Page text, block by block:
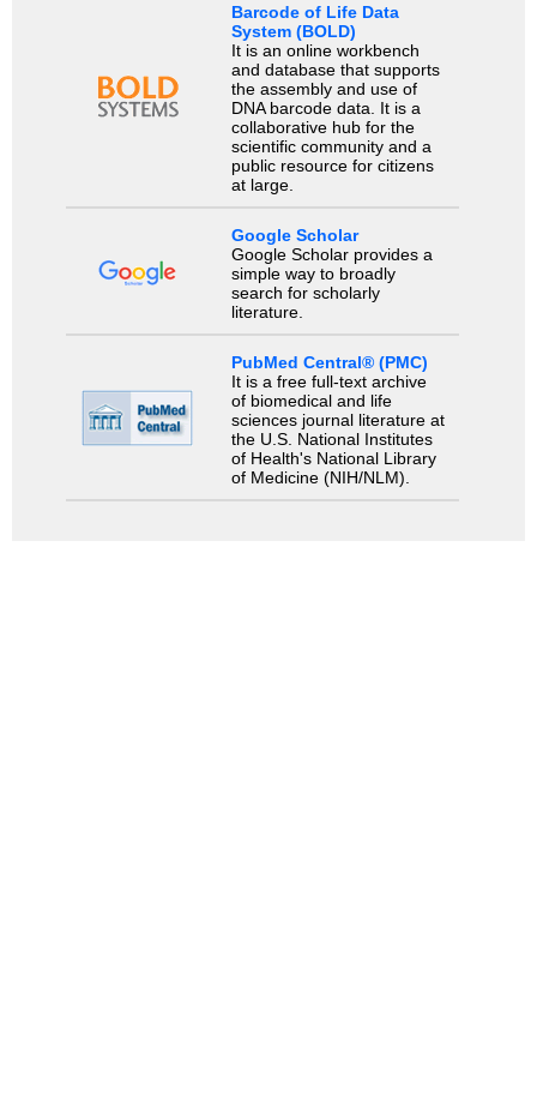
Barcode of Life Data
System (BOLD)
It is an online workbench
and database that supports
the assembly and use of
DNA barcode data. It is a
collaborative hub for the
scientific community and a
public resource for citizens
at large.
Google Scholar
Google Scholar provides a
simple way to broadly
search for scholarly
literature.
PubMed Central® (PMC)
It is a free full-text archive
of biomedical and life
sciences journal literature at
the U.S. National Institutes
of Health's National Library
of Medicine (NIH/NLM).